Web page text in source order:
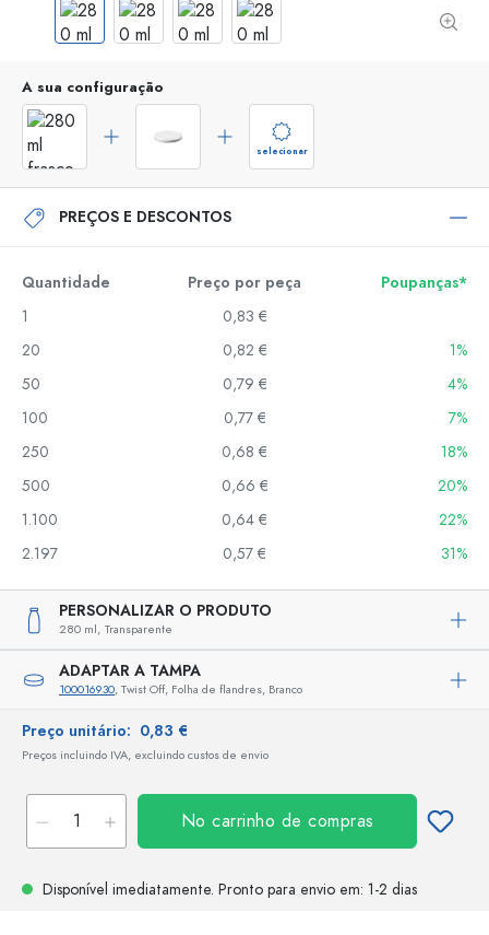
A sua configuração
selecionar
PREÇOS E DESCONTOS
Quantidade Preço por peça
Poupanças*
1
0,83 €
20
0,82 €
1%
50
0,79 €
4%
100
0,77 €
7%
250
0,68 €
18%
500
0,66 €
20%
1.100
0,64 €
22%
2.197
0,57 € 31%
PERSONALIZAR O PRODUTO
280 ml, Transparente
ADAPTAR A TAMPA
100016930, Twist Off, Folha de flandres, Branco
Preço unitário: 0,83 €
Preços incluindo IVA, excluindo custos de envio
No carrinho de compras
Disponível imediatamente. Pronto para envio em: 1-2 dias